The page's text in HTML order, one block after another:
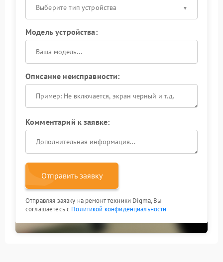
Выберите тип устройства
Модель устройства:
Описание неисправности:
Комментарий к заявке:
Отправить заявку
Отправляя заявку на ремонт техники Digma, Вы
соглашаетесь с Политикой конфиденциальности